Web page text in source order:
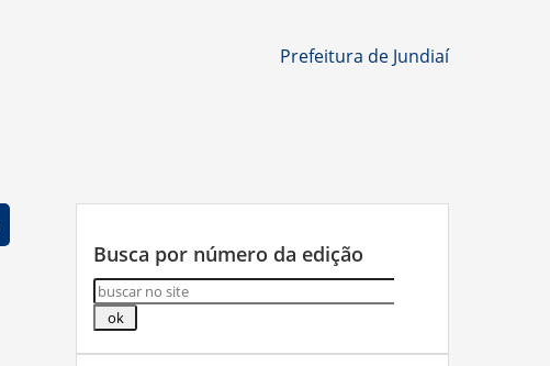
Prefeitura de Jundiaí
Busca por número da edição